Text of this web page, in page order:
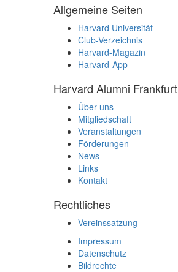
Allgemeine Seiten
Harvard Universität
Club-Verzeichnis
Harvard-Magazin
Harvard-App
Harvard Alumni Frankfurt
Über uns
Mitgliedschaft
Veranstaltungen
Förderungen
News
Links
Kontakt
Rechtliches
Vereinssatzung
Impressum
Datenschutz
Bildrechte